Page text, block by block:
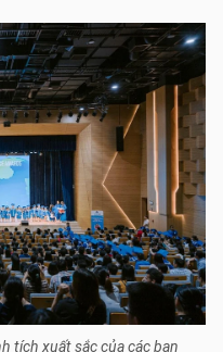
tích xuất sắc của các bạn